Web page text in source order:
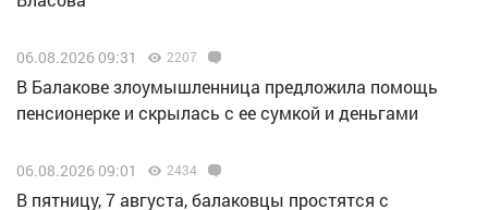
06.08.2026 09:31 2207
В Балакове злоумышленница предложила помощь
пенсионерке и скрылась с ее сумкой и деньгами
06.08.2026 09:01 2434
В пятницу, 7 августа, балаковцы простятся с